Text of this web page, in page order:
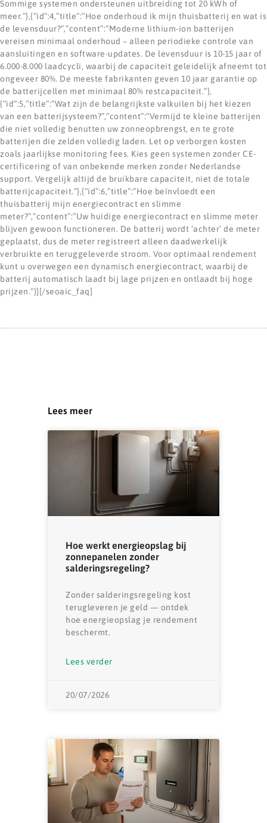
Sommige systemen ondersteunen uitbreiding tot 20 kWh of
meer.”},{“id”:4,”title”:”Hoe onderhoud ik mijn thuisbatterij en wat is
de levensduur?”,”content”:”Moderne lithium-ion batterijen
vereisen minimaal onderhoud – alleen periodieke controle van
aansluitingen en software-updates. De levensduur is 10-15 jaar of
6.000-8.000 laadcycli, waarbij de capaciteit geleidelijk afneemt tot
ongeveer 80%. De meeste fabrikanten geven 10 jaar garantie op
de batterijcellen met minimaal 80% restcapaciteit.”},
{“id”:5,”title”:”Wat zijn de belangrijkste valkuilen bij het kiezen
van een batterijsysteem?”,”content”:”Vermijd te kleine batterijen
die niet volledig benutten uw zonneopbrengst, en te grote
batterijen die zelden volledig laden. Let op verborgen kosten
zoals jaarlijkse monitoring fees. Kies geen systemen zonder CE-
certificering of van onbekende merken zonder Nederlandse
support. Vergelijk altijd de bruikbare capaciteit, niet de totale
batterijcapaciteit.”},{“id”:6,”title”:”Hoe beïnvloedt een
thuisbatterij mijn energiecontract en slimme
meter?”,”content”:”Uw huidige energiecontract en slimme meter
blijven gewoon functioneren. De batterij wordt ‘achter’ de meter
geplaatst, dus de meter registreert alleen daadwerkelijk
verbruikte en teruggeleverde stroom. Voor optimaal rendement
kunt u overwegen een dynamisch energiecontract, waarbij de
batterij automatisch laadt bij lage prijzen en ontlaadt bij hoge
prijzen.”}][/seoaic_faq]
Lees meer
Hoe werkt energieopslag bij
zonnepanelen zonder
salderingsregeling?
Zonder salderingsregeling kost
terugleveren je geld — ontdek
hoe energieopslag je rendement
beschermt.
Lees verder
20/07/2026